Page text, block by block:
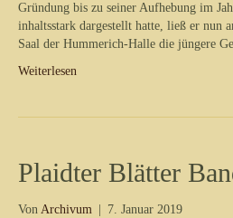
Gründung bis zu seiner Aufhebung im
inhaltsstark dargestellt hatte, ließ er nun
Saal der Hummerich-Halle die jüngere
Weiterlesen
Plaidter Blätter
Von Archivum 7. Januar 2019